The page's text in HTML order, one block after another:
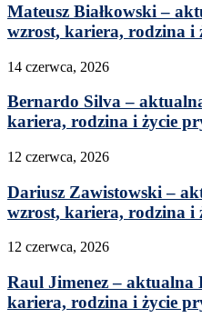
Mateusz Białkowski –
wzrost, kariera, rodzina i
14 czerwca, 2026
Bernardo Silva –
kariera, rodzina i życie
12 czerwca, 2026
Dariusz Zawistowski –
wzrost, kariera, rodzina i
12 czerwca, 2026
Raul Jimenez – aktualna
kariera, rodzina i życie